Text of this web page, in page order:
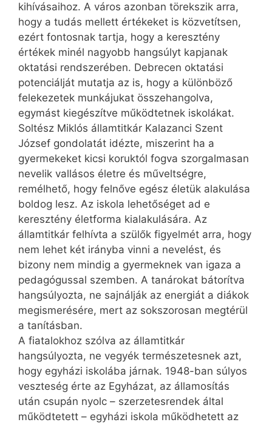
kihívásaihoz. A város azonban törekszik arra,
hogy a tudás mellett értékeket is közvetítsen,
ezért fontosnak tartja, hogy a keresztény
értékek minél nagyobb hangsúlyt kapjanak
oktatási rendszerében. Debrecen oktatási
potenciálját mutatja az is, hogy a különböző
felekezetek munkájukat összehangolva,
egymást kiegészítve működtetnek iskolákat.
Soltész Miklós államtitkár Kalazanci Szent
József gondolatát idézte, miszerint ha a
gyermekeket kicsi koruktól fogva szorgalmasan
nevelik vallásos életre és műveltségre,
remélhető, hogy felnőve egész életük alakulása
boldog lesz. Az iskola lehetőséget ad e
keresztény életforma kialakulására. Az
államtitkár felhívta a szülők figyelmét arra, hogy
nem lehet két irányba vinni a nevelést, és
bizony nem mindig a gyermeknek van igaza a
pedagógussal szemben. A tanárokat bátorítva
hangsúlyozta, ne sajnálják az energiát a diákok
megismerésére, mert az sokszorosan megtérül
a tanításban.
A fiatalokhoz szólva az államtitkár
hangsúlyozta, ne vegyék természetesnek azt,
hogy egyházi iskolába járnak. 1948-ban súlyos
veszteség érte az Egyházat, az államosítás
után csupán nyolc – szerzetesrendek által
működtetett – egyházi iskola működhetett az